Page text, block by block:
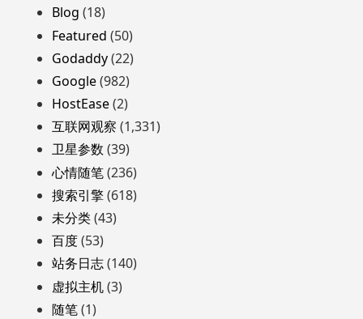
在
国
内
这
样
东
页
脚
Blog (18)
Featured (50)
Godaddy(22)
Google(982)
HostEase(2)
互联网观察 (1,331)
卫星参数(39)
心情随笔(236)
搜索引擎(618)
未分类(43)
百度(53)
站务日志(140)
虚拟主机(3)
随笔(1)